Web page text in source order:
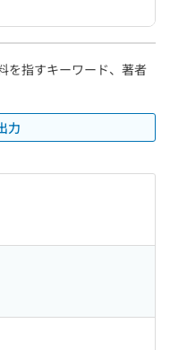
を指すキーワード、著者
力